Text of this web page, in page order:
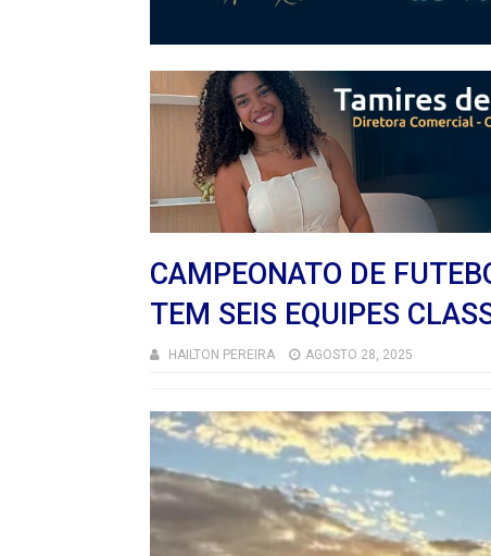
CAMPEONATO DE
TEM SEIS EQUIPES
HAILTON PEREIRA AGOSTO 28, 2025